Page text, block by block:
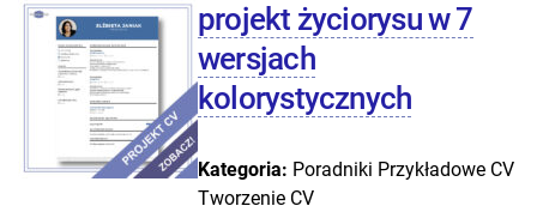
projekt życiorysu w 7
wersjach
kolorystycznych
Kategoria: Poradniki Przykładowe CV
Tworzenie CV